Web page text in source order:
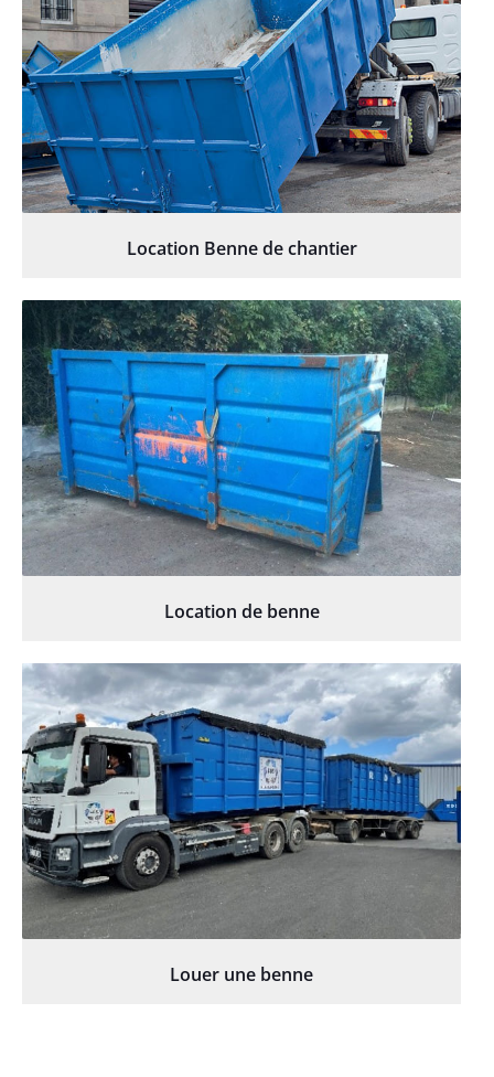
Location Benne de chantier
Location de benne
Louer une benne